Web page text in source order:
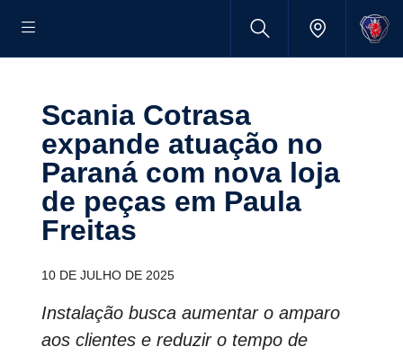
Scania Cotrasa
expande atuação no
Paraná com nova loja
de peças em Paula
Freitas
10 DE JULHO DE 2025
Instalação busca aumentar o amparo
aos clientes e reduzir o tempo de